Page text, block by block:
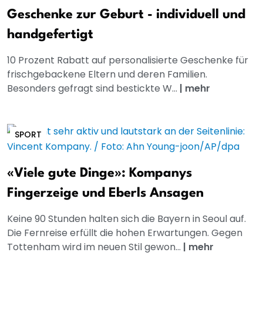
Geschenke zur Geburt - individuell und
handgefertigt
10 Prozent Rabatt auf personalisierte Geschenke für
frischgebackene Eltern und deren Familien.
Besonders gefragt sind bestickte W... | mehr
SPORT
«Viele gute Dinge»: Kompanys
Fingerzeige und Eberls Ansagen
Keine 90 Stunden halten sich die Bayern in Seoul auf.
Die Fernreise erfüllt die hohen Erwartungen. Gegen
Tottenham wird im neuen Stil gewon... | mehr